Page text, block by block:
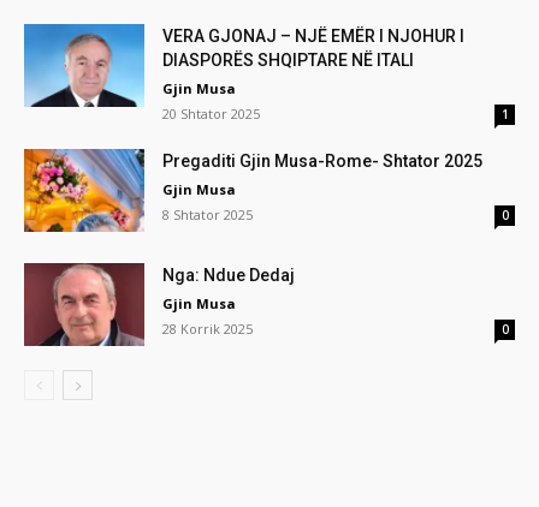
VERA GJONAJ – NJË EMËR I NJOHUR I
DIASPORËS SHQIPTARE NË ITALI
Gjin Musa
20 Shtator 2025
1
Pregaditi Gjin Musa-Rome- Shtator 2025
Gjin Musa
8 Shtator 2025
0
Nga: Ndue Dedaj
Gjin Musa
28 Korrik 2025
0